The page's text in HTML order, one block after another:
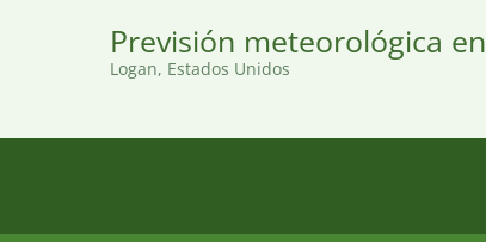
Previsión meteorológica en
Logan, Estados Unidos